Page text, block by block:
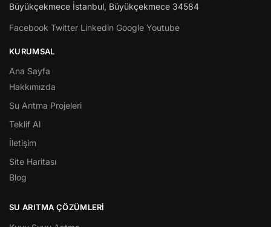
Büyükçekmece İstanbul, Büyükçekmece 34584
Facebook Twitter Linkedin Google Youtube
KURUMSAL
Ana Sayfa
Hakkımızda
Su Arıtma Projeleri
Teklif Al
İletişim
Site Haritası
Blog
SU ARITMA ÇÖZÜMLERI